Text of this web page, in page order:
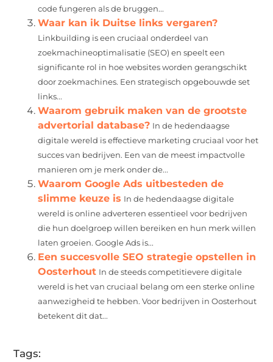
code fungeren als de bruggen...
Waar kan ik Duitse links vergaren?
Linkbuilding is een cruciaal onderdeel van
zoekmachineoptimalisatie (SEO) en speelt een
significante rol in hoe websites worden gerangschikt
door zoekmachines. Een strategisch opgebouwde set
links...
Waarom gebruik maken van de grootste
advertorial database? In de hedendaagse
digitale wereld is effectieve marketing cruciaal voor het
succes van bedrijven. Een van de meest impactvolle
manieren om je merk onder de...
Waarom Google Ads uitbesteden de
slimme keuze is In de hedendaagse digitale
wereld is online adverteren essentieel voor bedrijven
die hun doelgroep willen bereiken en hun merk willen
laten groeien. Google Ads is...
Een succesvolle SEO strategie opstellen in
Oosterhout In de steeds competitievere digitale
wereld is het van cruciaal belang om een sterke online
aanwezigheid te hebben. Voor bedrijven in Oosterhout
betekent dit dat...
Tags: